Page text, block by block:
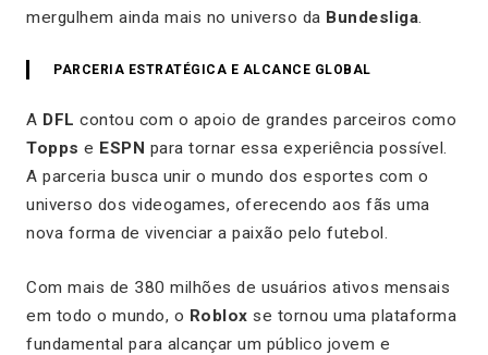
mergulhem ainda mais no universo da Bundesliga.
PARCERIA ESTRATÉGICA E ALCANCE GLOBAL
A DFL contou com o apoio de grandes parceiros como
Topps e ESPN para tornar essa experiência possível.
A parceria busca unir o mundo dos esportes com o
universo dos videogames, oferecendo aos fãs uma
nova forma de vivenciar a paixão pelo futebol.
Com mais de 380 milhões de usuários ativos mensais
em todo o mundo, o Roblox se tornou uma plataforma
fundamental para alcançar um público jovem e